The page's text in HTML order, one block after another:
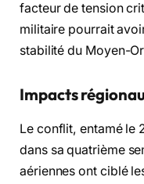
facteur de tension
militaire pourrait
stabilité du Moyen-
Impacts
Le conflit, entamé le
dans sa quatrième
aériennes ont ciblé